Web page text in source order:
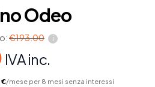
Odeo
€193.00 i
IVA inc.
€/mese per 8 mesi senza interessi